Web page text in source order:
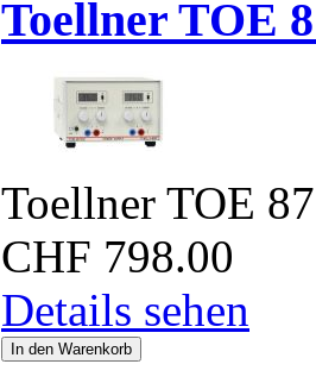
Toellner TOE
Toellner TOE
CHF 798.00
Details sehen